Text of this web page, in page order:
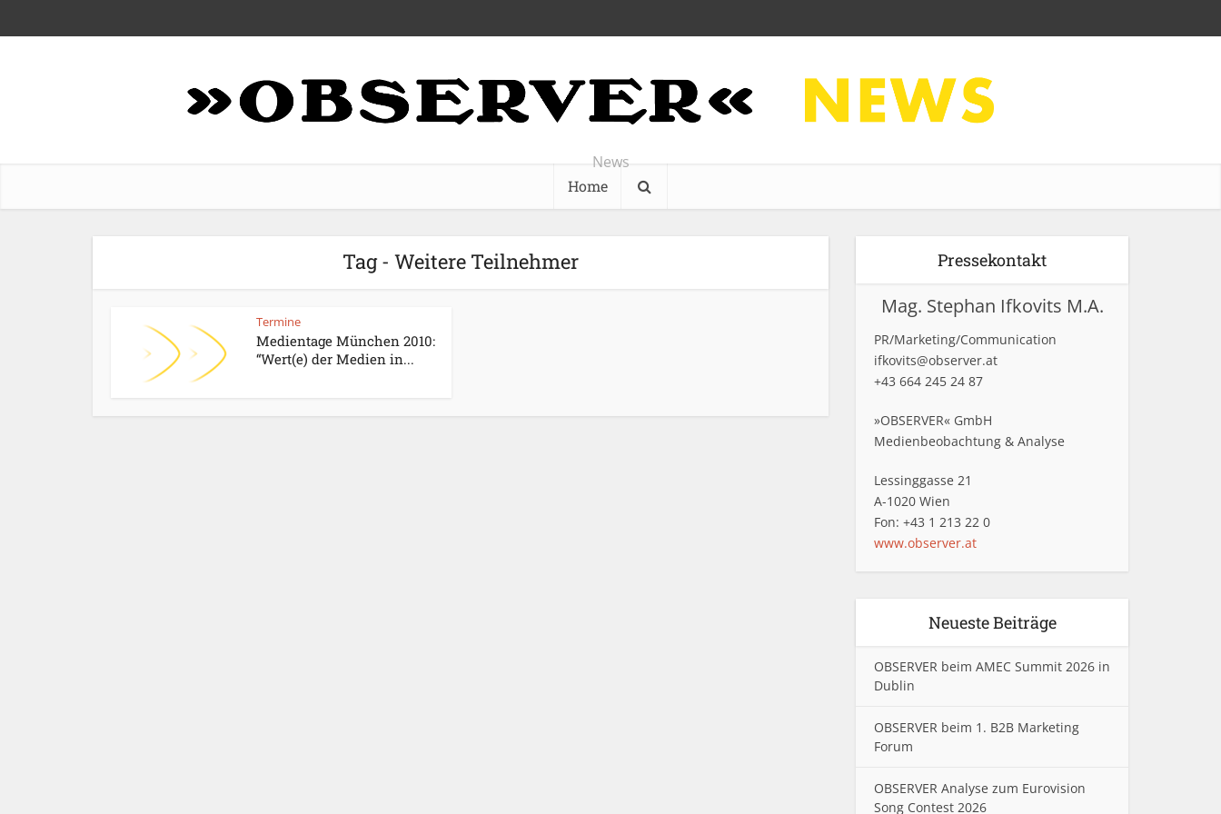
News
Home
Tag - Weitere Teilnehmer
Termine
Medientage München 2010:
“Wert(e) der Medien in...
Pressekontakt
Mag. Stephan Ifkovits M.A.
PR/Marketing/Communication
ifkovits@observer.at
+43 664 245 24 87
»OBSERVER« GmbH
Medienbeobachtung & Analyse
Lessinggasse 21
A-1020 Wien
Fon: +43 1 213 22 0
www.observer.at
Neueste Beiträge
OBSERVER beim AMEC Summit 2026 in
Dublin
OBSERVER beim 1. B2B Marketing
Forum
OBSERVER Analyse zum Eurovision
Song Contest 2026